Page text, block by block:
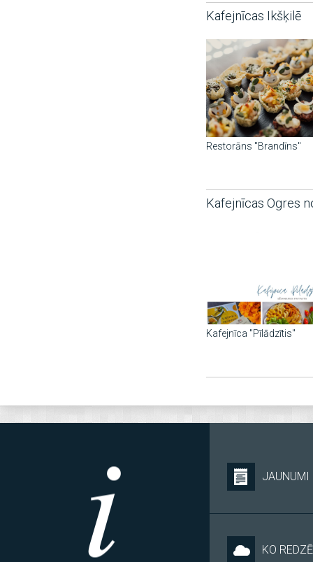
Kafejnīcas Ikšķilē
Restorāns "Brandīns"
Kafejnīcas Ogres
Kafejnīca "Pīlādzītis"
JAUNUMI
KO